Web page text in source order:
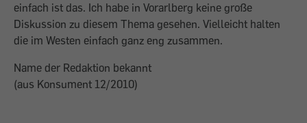
einfach ist das. Ich habe in Vorarlberg keine große
Diskussion zu diesem Thema gesehen. Vielleicht halten
die im Westen einfach ganz eng zusammen.
Name der Redaktion bekannt
(aus Konsument 12/2010)